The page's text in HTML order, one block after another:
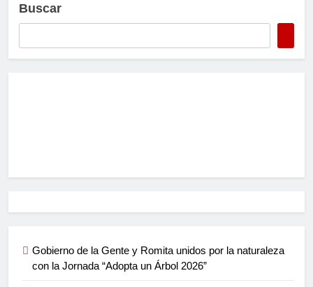
Buscar
Gobierno de la Gente y Romita unidos por la naturaleza
con la Jornada “Adopta un Árbol 2026”